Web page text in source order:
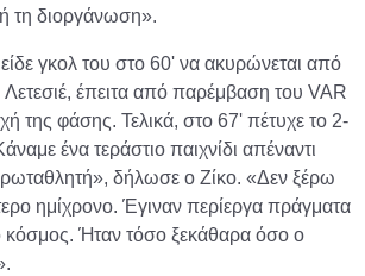
τη διοργάνωση».
γκολ του στο 60' να ακυρώνεται από
Λετεσιέ, έπειτα από παρέμβαση του VAR
της φάσης. Τελικά, στο 67' πέτυχε το 2-
ένα τεράστιο παιχνίδι απέναντι
δήλωσε ο Ζίκο. «Δεν ξέρω
ημίχρονο. Έγιναν περίεργα πράγματα
κόσμος. Ήταν τόσο ξεκάθαρα όσο ο